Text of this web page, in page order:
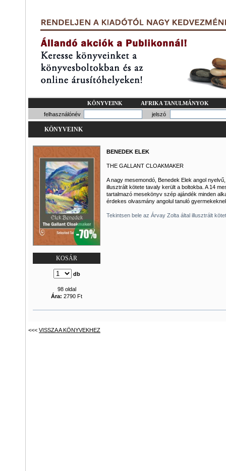
KÖNYVEINK
AFRIKA TANULMÁNYOK
felhasználónév
jelszó
KÖNYVEINK
KOSÁR
db
98 oldal
Ára: 2790 Ft
BENEDEK ELEK
THE GALLANT CLOAKMAKER
A nagy mesemondó, Benedek Elek angol
illusztrált kötete tavaly került a boltokba. A 14
tartalmazó mesekönyv szép ajándék minden
érdekes olvasmány angolul tanuló
Tekintsen bele az Árvay Zolta által illusztrált
<<< VISSZA A KÖNYVEKHEZ